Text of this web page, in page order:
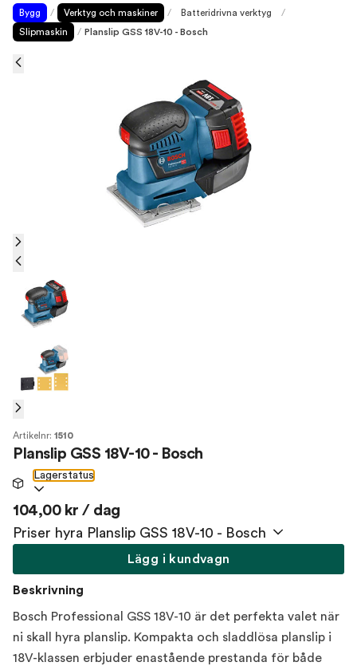
Bygg / Verktyg och maskiner / Batteridrivna verktyg
/
Slipmaskin
/ Planslip GSS 18V-10 - Bosch
Artikelnr: 1510
Planslip GSS 18V-10 - Bosch
Lagerstatus
104,00 kr / dag
Priser hyra Planslip GSS 18V-10 - Bosch
Lägg i kundvagn
Beskrivning
Bosch Professional GSS 18V-10 är det perfekta valet när
ni skall hyra planslip. Kompakta och sladdlösa planslip i
18V-klassen erbjuder enastående prestanda för både